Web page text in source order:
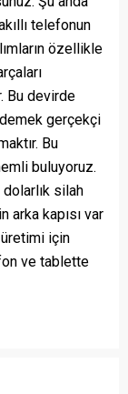
telefonun
özellikle
Bu devirde
gerçekçi
Bu
buluyoruz.
silah
arka kapısı var
için
ve tablette